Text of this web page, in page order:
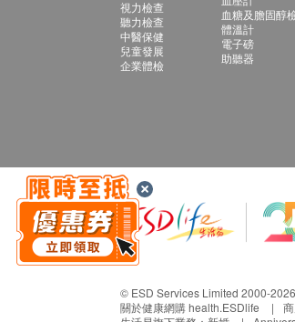
視力檢查
聽力檢查
中醫保健
兒童發展
企業體檢
血糖及膽固醇
體溫計
電子磅
助聽器
© ESD Services Limited 2000-2026
關於健康網購 health.ESDlife